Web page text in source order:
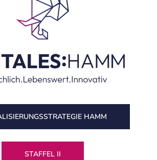
HAMM
STAFFEL II